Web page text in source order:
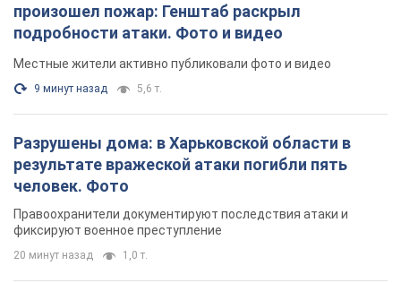
произошел пожар: Генштаб раскрыл
подробности атаки. Фото и видео
Местные жители активно публиковали фото и видео
9 минут назад 5,6 т.
Разрушены дома: в Харьковской области в
результате вражеской атаки погибли пять
человек. Фото
Правоохранители документируют последствия атаки и
фиксируют военное преступление
20 минут назад 1,0 т.